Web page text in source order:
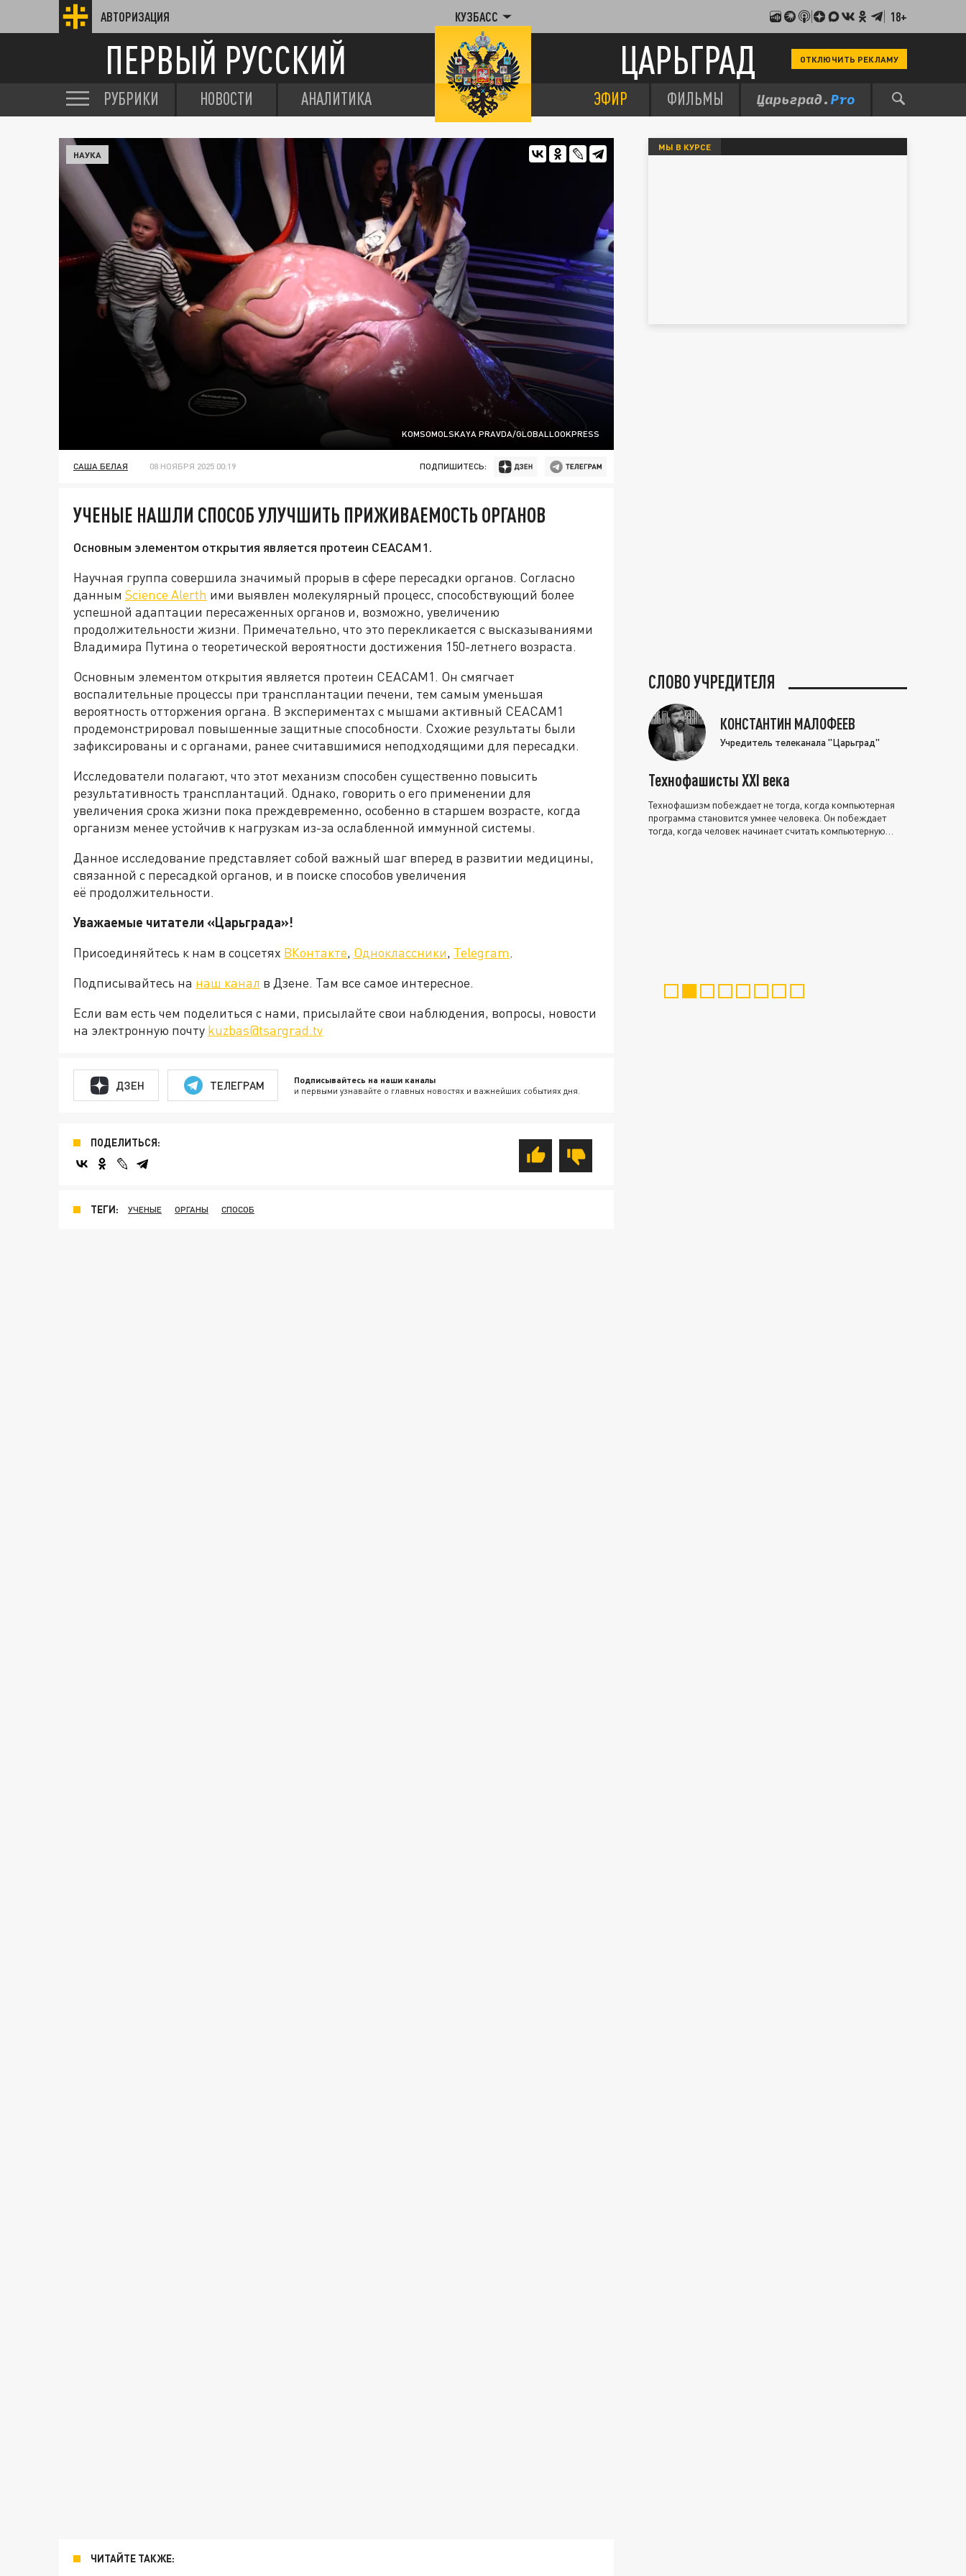
АВТОРИЗАЦИЯ КУЗБАСС 18+
ПЕРВЫЙ РУССКИЙ ЦАРЬГРАД ОТКЛЮЧИТЬ РЕКЛАМУ
РУБРИКИ НОВОСТИ АНАЛИТИКА ЭФИР ФИЛЬМЫ
KOMSOMOLSKAYA PRAVDA/GLOBALLOOKPRESS
НАУКА
САША БЕЛАЯ 08 НОЯБРЯ 2025 00:19 ПОДПИШИТЕСЬ:
УЧЕНЫЕ НАШЛИ СПОСОБ УЛУЧШИТЬ ПРИЖИВАЕМОСТЬ ОРГАНОВ
Основным элементом открытия является протеин CEACAM1.
Научная группа совершила значимый прорыв в сфере пересадки органов. Согласно
данным Science Alerth ими выявлен молекулярный процесс, способствующий более
успешной адаптации пересаженных органов и, возможно, увеличению
продолжительности жизни. Примечательно, что это перекликается с высказываниями
Владимира Путина о теоретической вероятности достижения 150-летнего возраста.
Основным элементом открытия является протеин CEACAM1. Он смягчает
воспалительные процессы при трансплантации печени, тем самым уменьшая
вероятность отторжения органа. В экспериментах с мышами активный CEACAM1
продемонстрировал повышенные защитные способности. Схожие результаты были
зафиксированы и с органами, ранее считавшимися неподходящими для пересадки.
Исследователи полагают, что этот механизм способен существенно повысить
результативность трансплантаций. Однако, говорить о его применении для
увеличения срока жизни пока преждевременно, особенно в старшем возрасте, когда
организм менее устойчив к нагрузкам из-за ослабленной иммунной системы.
Данное исследование представляет собой важный шаг вперед в развитии медицины,
связанной с пересадкой органов, и в поиске способов увеличения
её продолжительности.
Уважаемые читатели «Царьграда»!
Присоединяйтесь к нам в соцсетях ВКонтакте, Одноклассники, Telegram.
Подписывайтесь на наш канал в Дзене. Там все самое интересное.
Если вам есть чем поделиться с нами, присылайте свои наблюдения, вопросы, новости
на электронную почту kuzbas@tsargrad.tv
ДЗЕН ТЕЛЕГРАМ Подписывайтесь на наши каналы
и первыми узнавайте о главных новостях и важнейших событиях дня.
ПОДЕЛИТЬСЯ:
ТЕГИ: УЧЕНЫЕ ОРГАНЫ СПОСОБ
ЧИТАЙТЕ ТАКЖЕ:
МЫ В КУРСЕ
СЛОВО УЧРЕДИТЕЛЯ
КОНСТАНТИН МАЛОФЕЕВ
Учредитель телеканала "Царьград"
Технофашисты XXI века
Технофашизм побеждает не тогда, когда компьютерная
программа становится умнее человека. Он побеждает
тогда, когда человек начинает считать компьютерную